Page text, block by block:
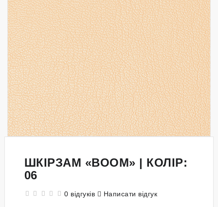
ШКІРЗАМ «BOOM» | КОЛІР:
06
0 відгуків Написати відгук